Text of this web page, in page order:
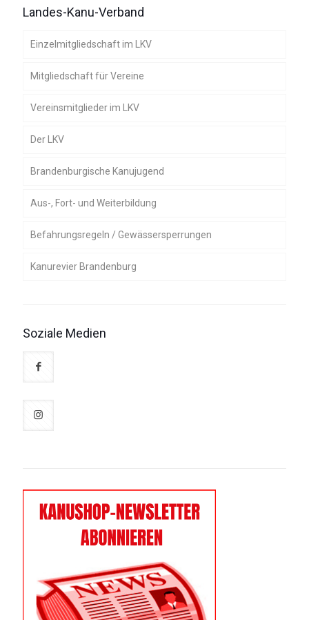
Landes-Kanu-Verband
Einzelmitgliedschaft im LKV
Mitgliedschaft für Vereine
Vereinsmitglieder im LKV
Der LKV
Geschäftsstelle
Satzung und Ordnungen
Präsidium
Ressortleiter, Gebietsreferenten und
Brandenburgische Kanujugend
Aus-, Fort- und Weiterbildung
Befahrungsregeln / Gewässersperrungen
Kanurevier Brandenburg
Umwelt und Gewässer
Soziale Medien